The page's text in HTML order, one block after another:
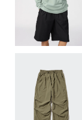
いつもご覧頂きあ
スタッフはコメント
お返しする事がで
ただいつも嬉しい
これからも宜しく